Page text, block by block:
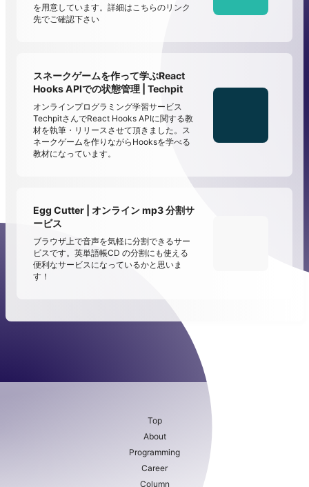
を用意しています。詳細はこちらのリンク
先でご確認下さい
スネークゲームを作って学ぶReact
Hooks APIでの状態管理 | Techpit
オンラインプログラミング学習サービス
TechpitさんでReact Hooks APIに関する教
材を執筆・リリースさせて頂きました。ス
ネークゲームを作りながらHooksを学べる
教材になっています。
Egg Cutter | オンライン mp3 分割サ
ービス
ブラウザ上で音声を気軽に分割できるサー
ビスです。英単語帳CD の分割にも使える
便利なサービスになっているかと思いま
す！
Top
About
Programming
Career
Column